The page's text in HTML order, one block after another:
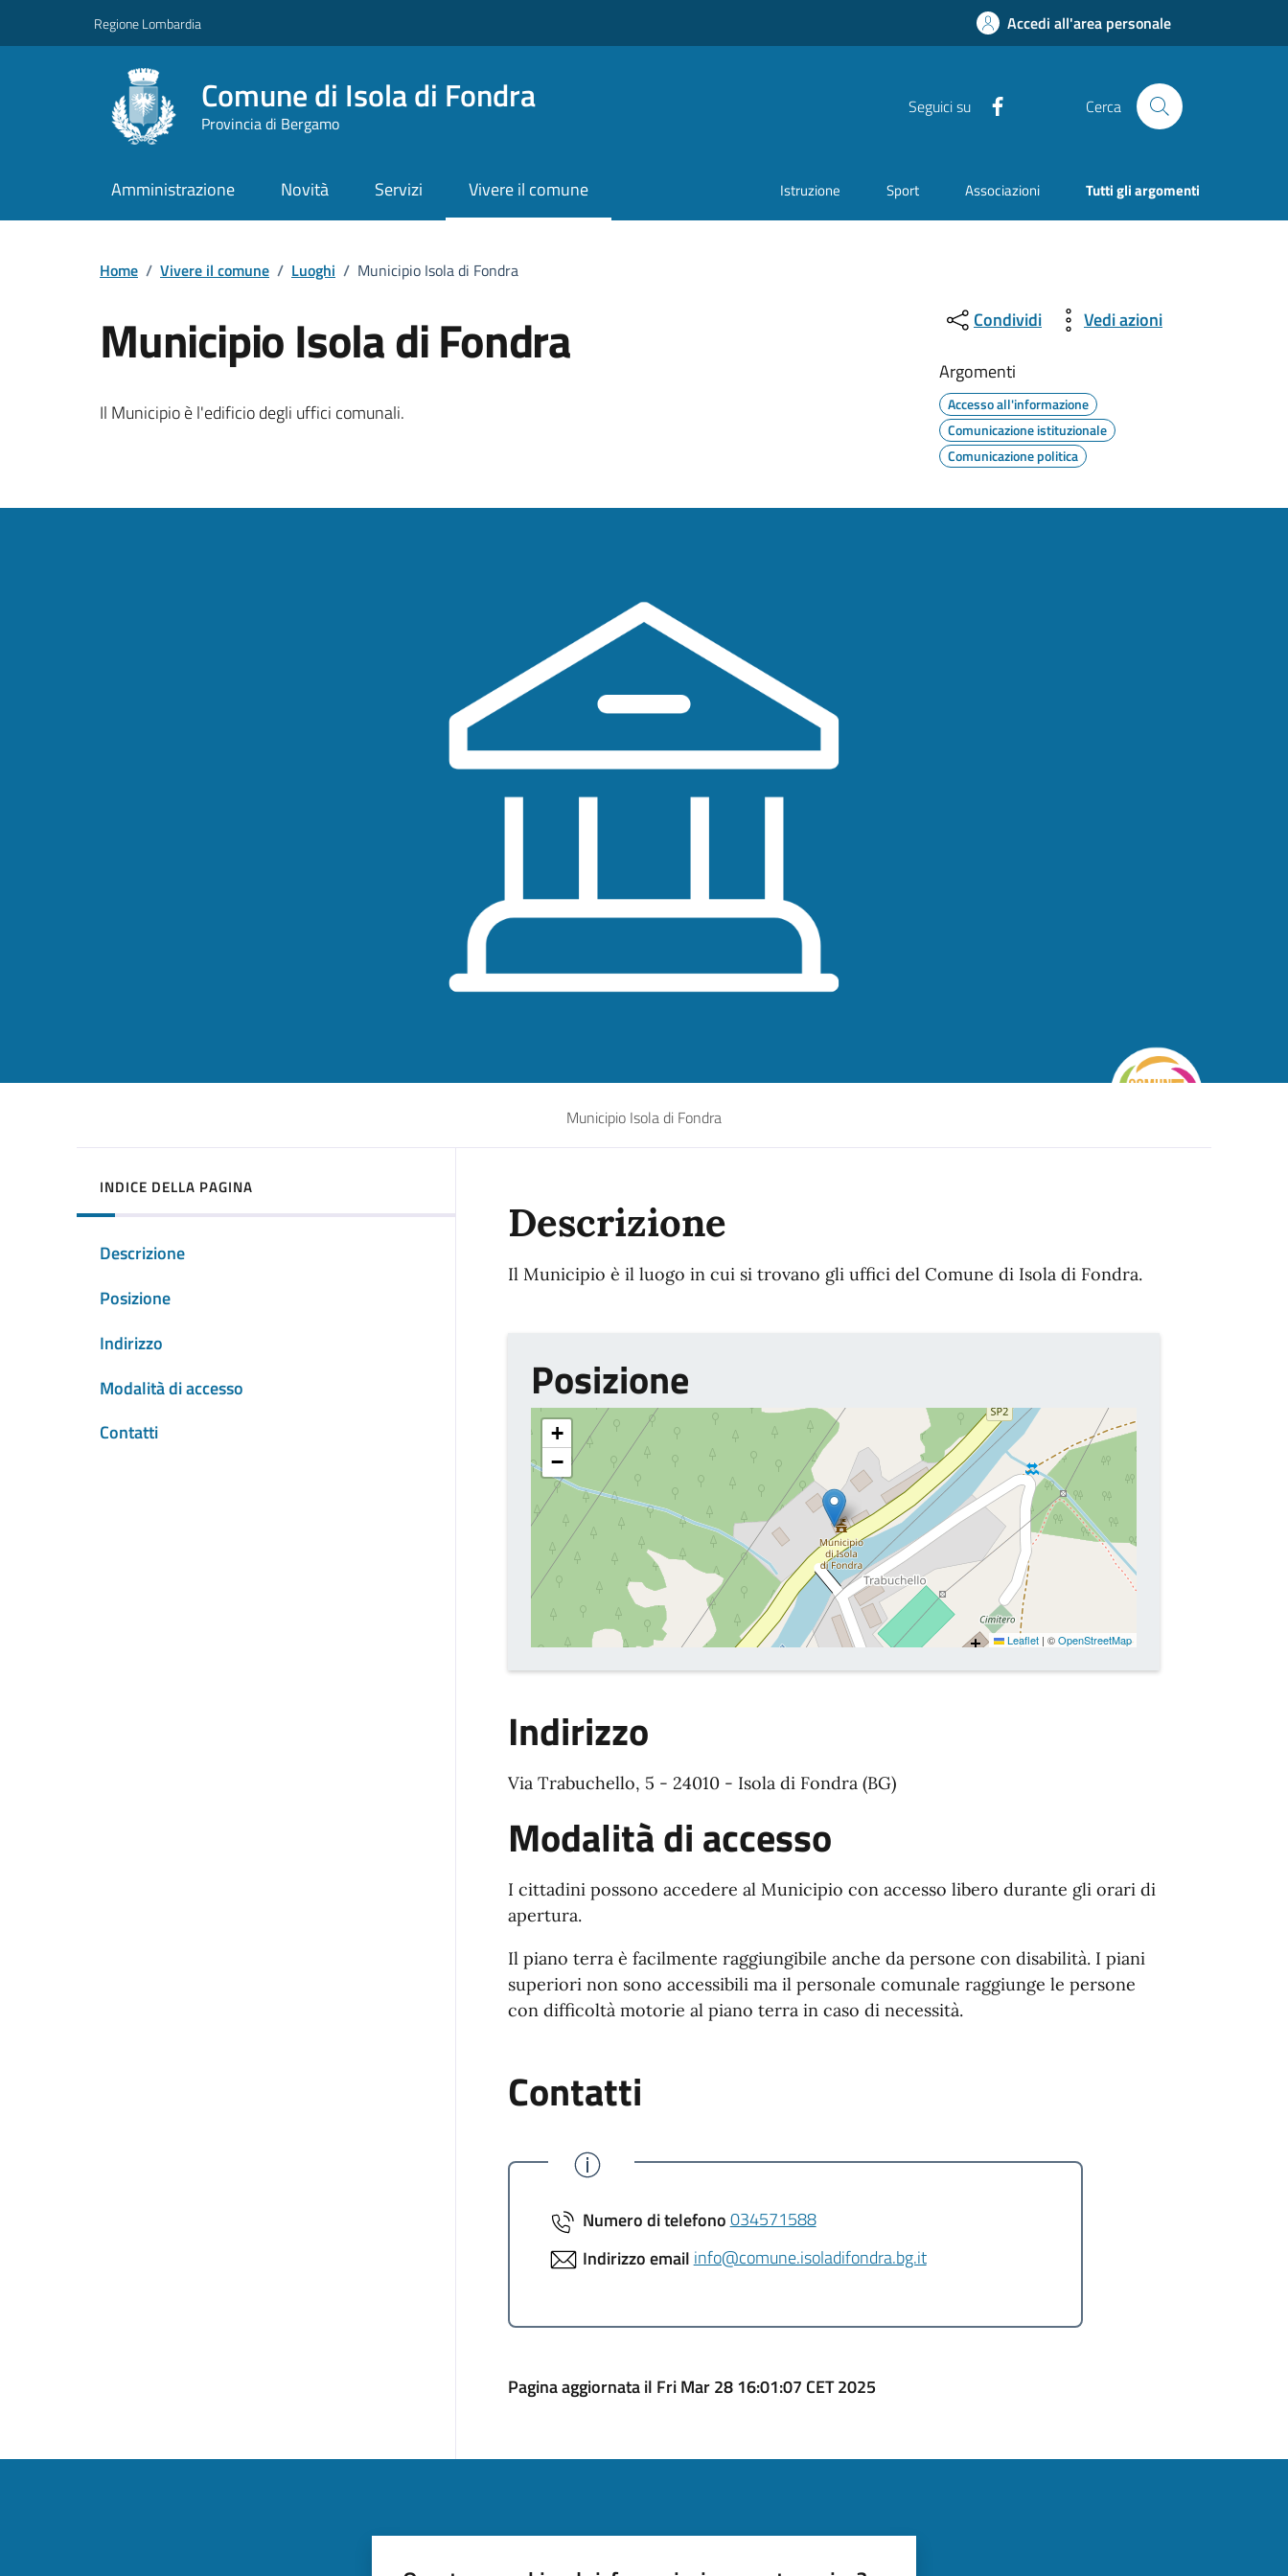
Regione Lombardia Accedi all'area personale
Comune di Isola di Fondra
Provincia di Bergamo
Seguici su Cerca
Amministrazione Novità Servizi Vivere il comune Istruzione Sport Associazioni Tutti gli argomenti
Home / Vivere il comune / Luoghi / Municipio Isola di Fondra
Municipio Isola di Fondra
Il Municipio è l'edificio degli uffici comunali.
Condividi
Vedi azioni
Argomenti
Accesso all'informazione
Comunicazione istituzionale
Comunicazione politica
Municipio Isola di Fondra
INDICE DELLA PAGINA
Descrizione
Posizione
Indirizzo
Modalità di accesso
Contatti
Descrizione
Il Municipio è il luogo in cui si trovano gli uffici del Comune di Isola di Fondra.
Posizione
+
−
Leaflet | ©OpenStreetMap
Indirizzo
Via Trabuchello, 5 - 24010 - Isola di Fondra (BG)
Modalità di accesso
I cittadini possono accedere al Municipio con accesso libero durante gli orari di
apertura.
Il piano terra è facilmente raggiungibile anche da persone con disabilità. I piani
superiori non sono accessibili ma il personale comunale raggiunge le persone
con difficoltà motorie al piano terra in caso di necessità.
Contatti
Numero di telefono034571588
Indirizzo emailinfo@comune.isoladifondra.bg.it
Pagina aggiornata il Fri Mar 28 16:01:07 CET 2025